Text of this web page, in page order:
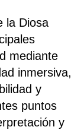
la Diosa
mediante
inmersiva,
y
puntos
y